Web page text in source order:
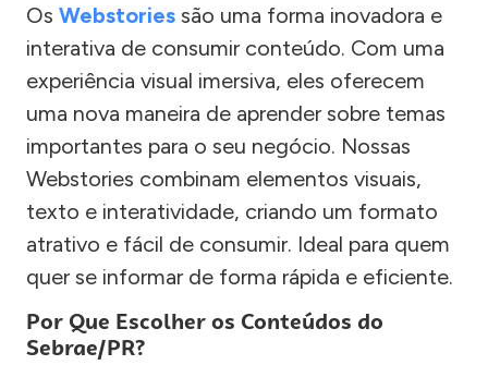
Os Webstories são uma forma inovadora e
interativa de consumir conteúdo. Com uma
experiência visual imersiva, eles oferecem
uma nova maneira de aprender sobre temas
importantes para o seu negócio. Nossas
Webstories combinam elementos visuais,
texto e interatividade, criando um formato
atrativo e fácil de consumir. Ideal para quem
quer se informar de forma rápida e eficiente.
Por Que Escolher os Conteúdos do
Sebrae/PR?